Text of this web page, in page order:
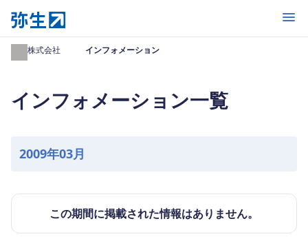
開く
弥生株式会社 インフォメーション
インフォメーション一覧
2009年03月
この期間に掲載された情報はありません。